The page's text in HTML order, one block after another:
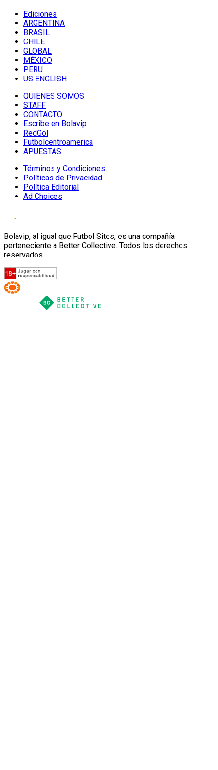
Ediciones
ARGENTINA
BRASIL
CHILE
GLOBAL
MÉXICO
PERU
US ENGLISH
QUIENES SOMOS
STAFF
CONTACTO
Escribe en Bolavip
RedGol
Futbolcentroamerica
APUESTAS
Términos y Condiciones
Políticas de Privacidad
Política Editorial
Ad Choices
Bolavip, al igual que Futbol Sites, es una compañía
perteneciente a Better Collective. Todos los derechos
reservados